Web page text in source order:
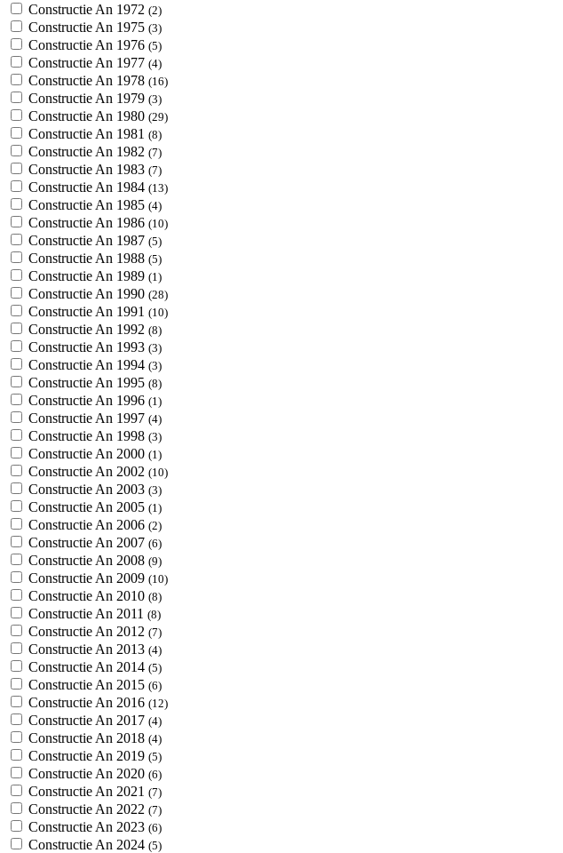
Constructie An 1972 (2)
Constructie An 1975 (3)
Constructie An 1976 (5)
Constructie An 1977 (4)
Constructie An 1978 (16)
Constructie An 1979 (3)
Constructie An 1980 (29)
Constructie An 1981 (8)
Constructie An 1982 (7)
Constructie An 1983 (7)
Constructie An 1984 (13)
Constructie An 1985 (4)
Constructie An 1986 (10)
Constructie An 1987 (5)
Constructie An 1988 (5)
Constructie An 1989 (1)
Constructie An 1990 (28)
Constructie An 1991 (10)
Constructie An 1992 (8)
Constructie An 1993 (3)
Constructie An 1994 (3)
Constructie An 1995 (8)
Constructie An 1996 (1)
Constructie An 1997 (4)
Constructie An 1998 (3)
Constructie An 2000 (1)
Constructie An 2002 (10)
Constructie An 2003 (3)
Constructie An 2005 (1)
Constructie An 2006 (2)
Constructie An 2007 (6)
Constructie An 2008 (9)
Constructie An 2009 (10)
Constructie An 2010 (8)
Constructie An 2011 (8)
Constructie An 2012 (7)
Constructie An 2013 (4)
Constructie An 2014 (5)
Constructie An 2015 (6)
Constructie An 2016 (12)
Constructie An 2017 (4)
Constructie An 2018 (4)
Constructie An 2019 (5)
Constructie An 2020 (6)
Constructie An 2021 (7)
Constructie An 2022 (7)
Constructie An 2023 (6)
Constructie An 2024 (5)